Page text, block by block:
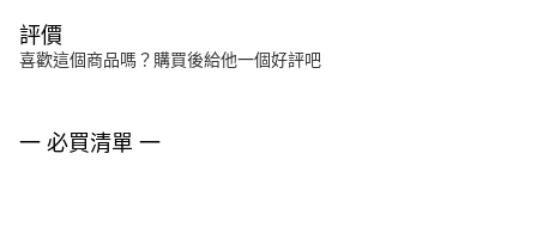
評價
喜歡這個商品嗎？購買後給他一個好評吧
一 必買清單 一